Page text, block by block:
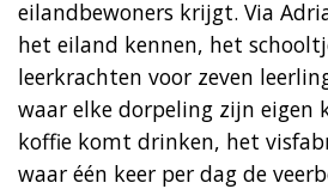
eilandbewoners krijgt. Via
het eiland kennen, het
leerkrachten voor zeven
waar elke dorpeling zijn eigen
koffie komt drinken, het
waar één keer per dag de